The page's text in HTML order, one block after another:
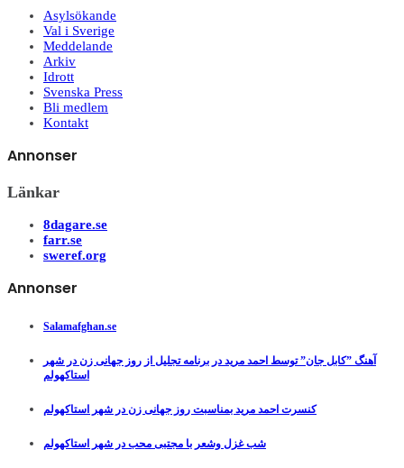
Asylsökande
Val i Sverige
Meddelande
Arkiv
Idrott
Svenska Press
Bli medlem
Kontakt
Annonser
Länkar
8dagare.se
farr.se
sweref.org
Annonser
Salamafghan.se
آهنگ ”کابل جان” توسط احمد مرید در برنامه تجلیل از روز جهانی زن در شهر
استاکهولم
کنسرت احمد مرید بمناسبت روز جهانی زن در شهر استاکهولم
شب غزل وشعر با مجتبی محب در شهر استاکهولم